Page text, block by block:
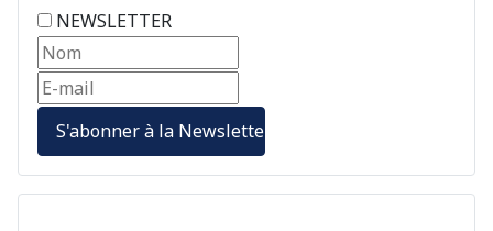
NEWSLETTER